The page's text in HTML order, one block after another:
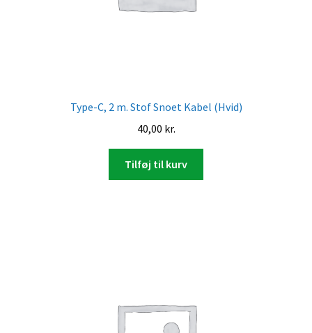
Type-C, 2 m. Stof Snoet Kabel (Hvid)
40,00 kr.
Tilføj til kurv